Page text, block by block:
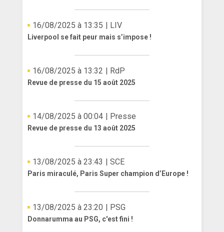
16/08/2025 à 13:35 | LIV
Liverpool se fait peur mais s’impose !
16/08/2025 à 13:32 | RdP
Revue de presse du 15 août 2025
14/08/2025 à 00:04 | Presse
Revue de presse du 13 août 2025
13/08/2025 à 23:43 | SCE
Paris miraculé, Paris Super champion d’Europe !
13/08/2025 à 23:20 | PSG
Donnarumma au PSG, c'est fini !